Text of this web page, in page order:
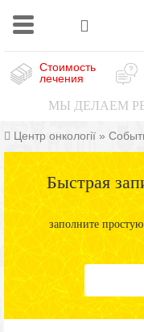
Стоимость
лечения
МЫ ДЕЛАЕМ
Центр онкології »
Быстрая
заполните